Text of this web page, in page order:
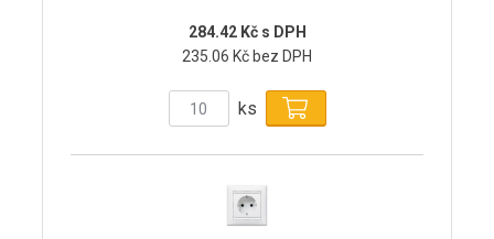
284.42 Kč s DPH
235.06 Kč bez DPH
ks